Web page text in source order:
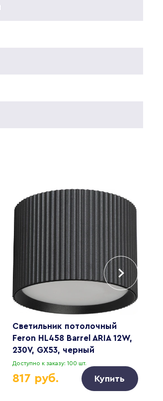
Светильник потолочный
Feron HL458 Barrel ARIA 12W,
230V, GX53, черный
Доступно к заказу: 100 шт.
817 руб. Купить